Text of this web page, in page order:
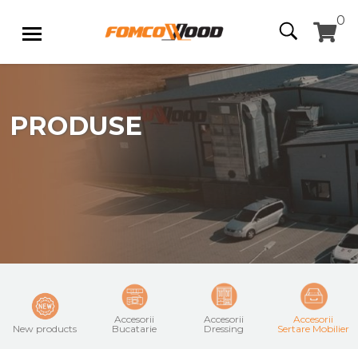
0
PRODUSE
New products
Accesorii
Bucatarie
Accesorii
Dressing
Accesorii
Sertare Mobilier